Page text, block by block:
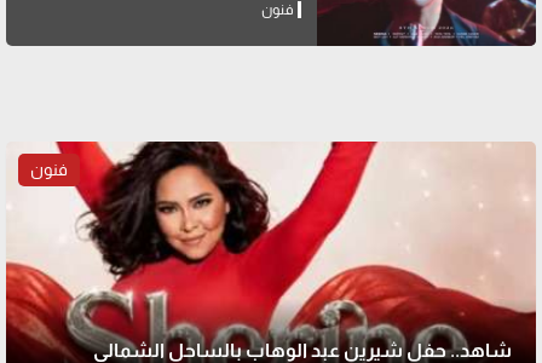
فنون
فنون
شاهد.. حفل شيرين عبد الوهاب بالساحل الشمالي